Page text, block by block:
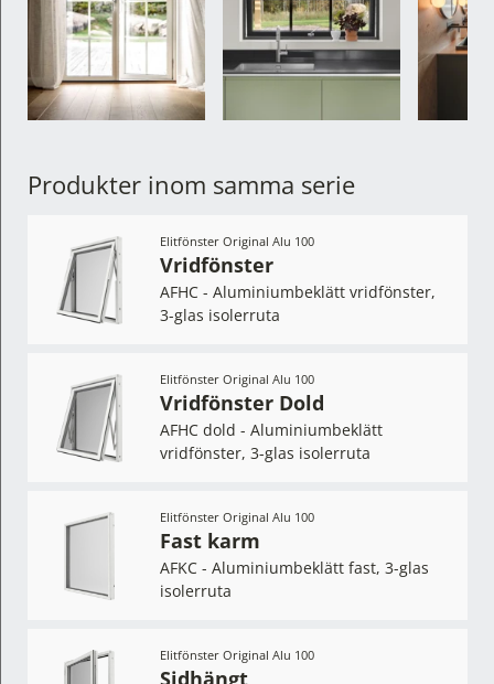
Produkter inom samma serie
Elitfönster Original Alu 100
Vridfönster
AFHC - Aluminiumbeklätt vridfönster,
3-glas isolerruta
Elitfönster Original Alu 100
Vridfönster Dold
AFHC dold - Aluminiumbeklätt
vridfönster, 3-glas isolerruta
Elitfönster Original Alu 100
Fast karm
AFKC - Aluminiumbeklätt fast, 3-glas
isolerruta
Elitfönster Original Alu 100
Sidhängt